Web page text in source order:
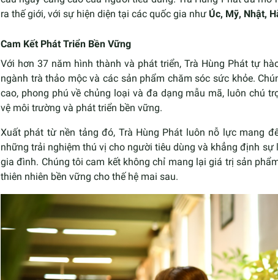
ra thế giới, với sự hiện diện tại các quốc gia như Úc, Mỹ, Nhật,
Cam Kết Phát Triển Bền Vững
Với hơn 37 năm hình thành và phát triển, Trà Hùng Phát tự
ngành trà thảo mộc và các sản phẩm chăm sóc sức khỏe.
cao, phong phú về chủng loại và đa dạng mẫu mã, luôn chú
vệ môi trường và phát triển bền vững.
Xuất phát từ nền tảng đó, Trà Hùng Phát luôn nỗ lực mang
những trải nghiệm thú vị cho người tiêu dùng và khẳng định
gia đình. Chúng tôi cam kết không chỉ mang lại giá trị sản
thiên nhiên bền vững cho thế hệ mai sau.